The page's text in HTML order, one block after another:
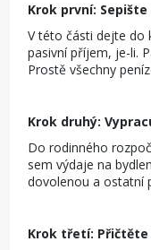
Krok první: Sepište
V této části dejte do
pasivní příjem, je-li.
Prostě všechny
Krok druhý:
Do rodinného
sem výdaje na
dovolenou a ostatní
Krok třetí: